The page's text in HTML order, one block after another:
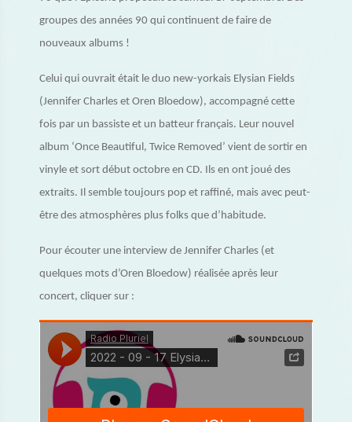
groupes des années 90 qui continuent de faire de
nouveaux albums !
Celui qui ouvrait était le duo new-yorkais Elysian Fields
(Jennifer Charles et Oren Bloedow), accompagné cette
fois par un bassiste et un batteur français. Leur nouvel
album ‘Once Beautiful, Twice Removed’ vient de sortir en
vinyle et sort début octobre en CD. Ils en ont joué des
extraits. Il semble toujours pop et raffiné, mais avec peut-
être des atmosphères plus folks que d’habitude.
Pour écouter une interview de Jennifer Charles (et
quelques mots d’Oren Bloedow) réalisée après leur
concert, cliquer sur :